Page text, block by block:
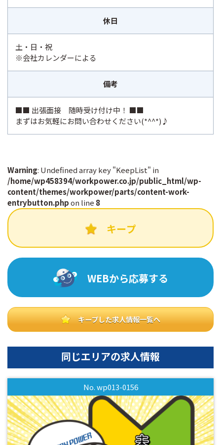
休日
土・日・祝
※会社カレンダーによる
備考
■■ 出張面接 随時受け付け中！ ■■
まずはお気軽にお問い合わせください(*^^*)♪
Warning: Undefined array key "KeepList" in
/home/wp458394/workpower.co.jp/public_html/wp-
content/themes/workpower/parts/content-work-
entrybutton.phpon line 8
キープ
WEBから応募する
キープした求人情報一覧へ
同じエリアの求人情報
No. wp013-0156